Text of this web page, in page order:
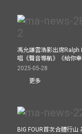
馮允謙雲浩影出席
唱《聲音導航》《給你
2025-05-28
更多
BIG FOUR首次合體行